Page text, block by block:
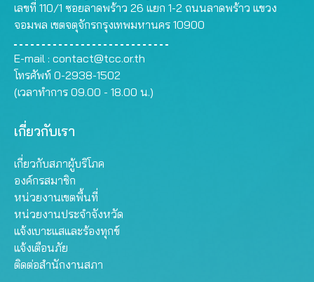
เลขที่ 110/1 ซอยลาดพร้าว 26 แยก 1-2 ถนนลาดพร้าว แขวง
จอมพล เขตจตุจักรกรุงเทพมหานคร 10900
E-mail : contact@tcc.or.th
โทรศัพท์ 0-2938-1502
(เวลาทำการ 09.00 - 18.00 น.)
เกี่ยวกับเรา
เกี่ยวกับสภาผู้บริโภค
องค์กรสมาชิก
หน่วยงานเขตพื้นที่
หน่วยงานประจำจังหวัด
แจ้งเบาะแสและร้องทุกข์
แจ้งเตือนภัย
ติดต่อสำนักงานสภา